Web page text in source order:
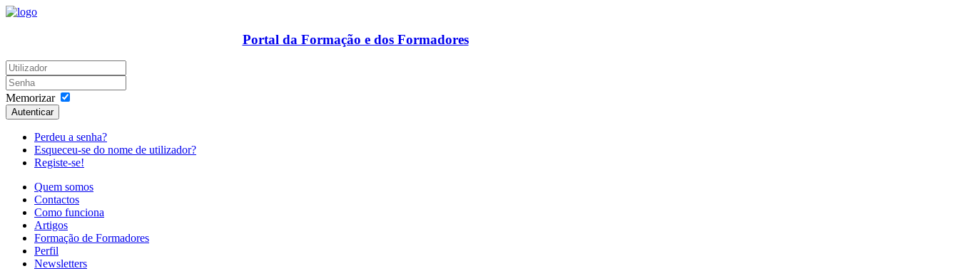
Portal da Formação e dos Formadores
Memorizar
Autenticar
Perdeu a senha?
Esqueceu-se do nome de utilizador?
Registe-se!
Quem somos
Contactos
Como funciona
Artigos
Formação de Formadores
Perfil
Newsletters